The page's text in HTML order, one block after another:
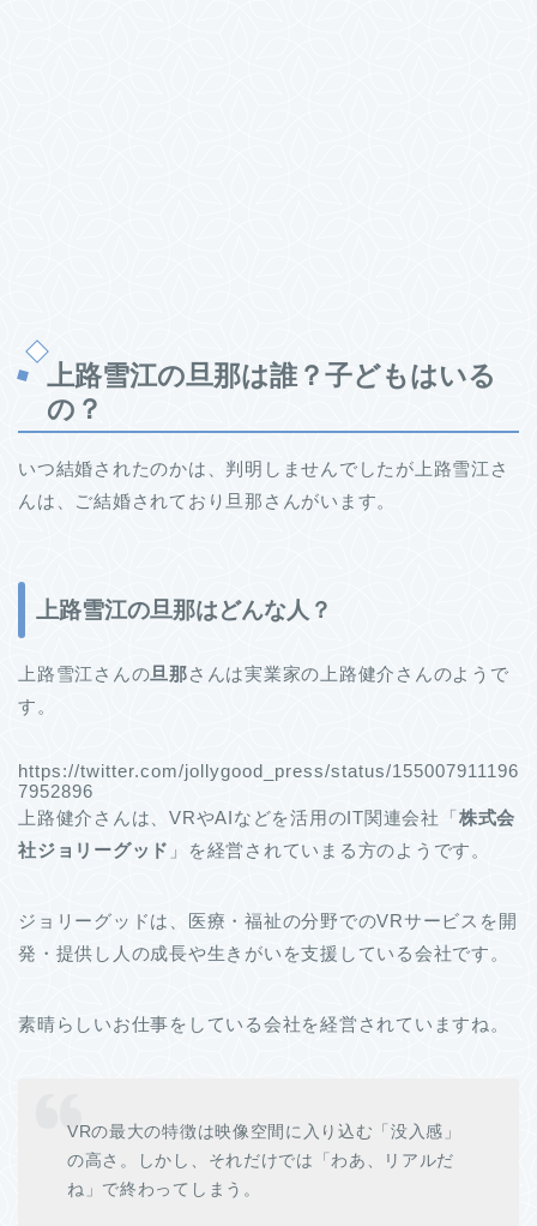
上路雪江の旦那は誰？子どもはいる
の？
いつ結婚されたのかは、判明しませんでしたが上路雪江さ
んは、ご結婚されており旦那さんがいます。
上路雪江の旦那はどんな人？
上路雪江さんの旦那さんは実業家の上路健介さんのようで
す。
https://twitter.com/jollygood_press/status/155007911196
7952896
上路健介さんは、VRやAIなどを活用のIT関連会社「株式会
社ジョリーグッド 」を経営されていまる方のようです。
ジョリーグッドは、医療・福祉の分野でのVRサービスを開
発・提供し人の成長や生きがいを支援している会社です。
素晴らしいお仕事をしている会社を経営されていますね。
VRの最大の特徴は映像空間に入り込む「没入感」
の高さ。しかし、それだけでは「わあ、リアルだ
ね」で終わってしまう。